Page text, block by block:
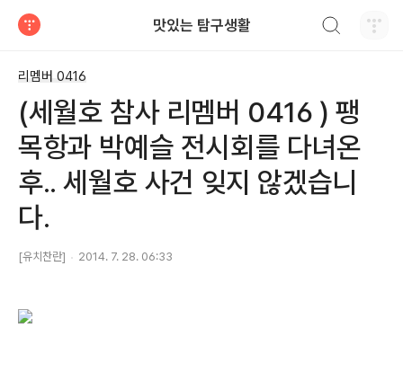
맛있는 탐구생활
리멤버 0416
(세월호 참사 리멤버 0416 ) 팽
목항과 박예슬 전시회를 다녀온
후.. 세월호 사건 잊지 않겠습니
다.
[유치찬란] 2014. 7. 28. 06:33